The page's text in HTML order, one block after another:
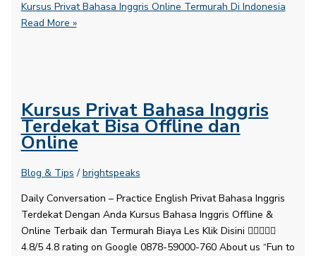
Kursus Privat Bahasa Inggris Online Termurah Di Indonesia
Read More »
Kursus Privat Bahasa Inggris
Terdekat Bisa Offline dan
Online
Blog & Tips / brightspeaks
Daily Conversation – Practice English​ Privat Bahasa Inggris
Terdekat Dengan Anda Kursus Bahasa Inggris Offline &
Online Terbaik dan Termurah Biaya Les Klik Disini 
4.8/5 4.8 rating on Google 0878-59000-760 About us “Fun to